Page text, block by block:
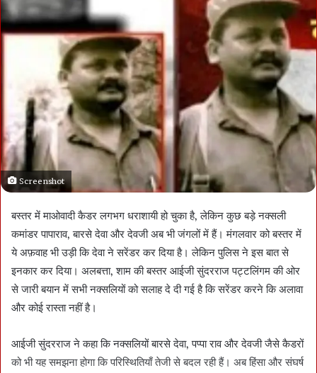
Screenshot
बस्तर में माओवादी कैडर लगभग धराशायी हो चुका है, लेकिन कुछ बड़े नक्सली
कमांडर पापाराव, बारसे देवा और देवजी अब भी जंगलों में हैं। मंगलवार को बस्तर में
ये अफ़वाह भी उड़ी कि देवा ने सरेंडर कर दिया है। लेकिन पुलिस ने इस बात से
इनकार कर दिया। अलबत्ता, शाम की बस्तर आईजी सुंदरराज पट्टलिंगम की ओर
से जारी बयान में सभी नक्सलियों को सलाह दे दी गई है कि सरेंडर करने कि अलावा
और कोई रास्ता नहीं है।
आईजी सुंदरराज ने कहा कि नक्सलियों बारसे देवा, पप्पा राव और देवजी जैसे कैडरों
को भी यह समझना होगा कि परिस्थितियाँ तेजी से बदल रही हैं। अब हिंसा और संघर्ष